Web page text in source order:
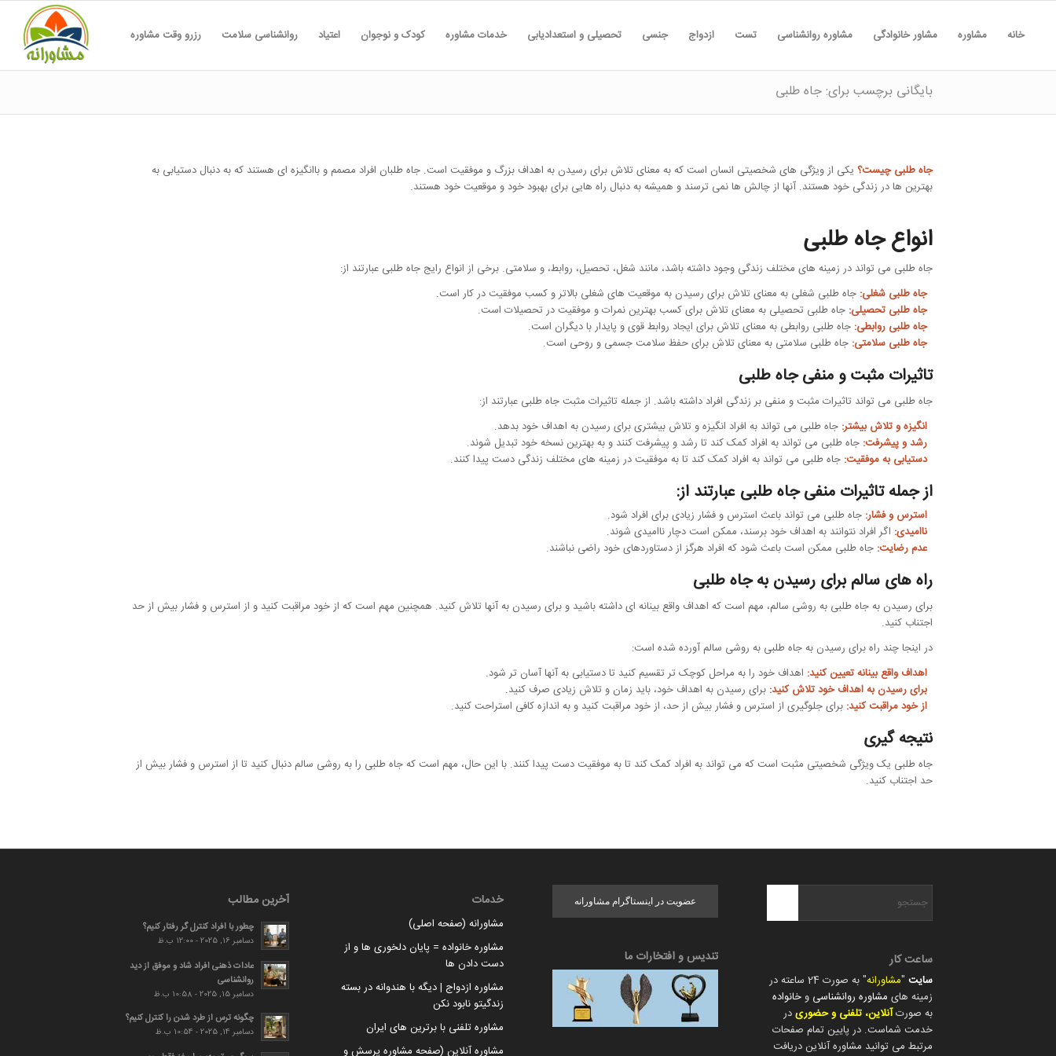
خانه مشاوره مشاور خانوادگی مشاوره روانشناسی تست ازدواج جنسی تحصیلی و استعدادیابی خدمات مشاوره کودک و نوجوان اعتیاد روانشناسی سلامت رزرو وقت مشاوره
بایگانی برچسب برای: جاه طلبی
جاه طلبی چیست؟ یکی از ویژگی های شخصیتی انسان است که به معنای تلاش برای رسیدن به اهداف بزرگ و موفقیت است. جاه طلبان افراد مصمم و باانگیزه ای هستند که به دنبال دستیابی به
بهترین ها در زندگی خود هستند. آنها از چالش ها نمی ترسند و همیشه به دنبال راه هایی برای بهبود خود و موقعیت خود هستند.
انواع جاه طلبی
جاه طلبی می تواند در زمینه های مختلف زندگی وجود داشته باشد، مانند شغل، تحصیل، روابط، و سلامتی. برخی از انواع رایج جاه طلبی عبارتند از:
جاه طلبی شغلی: جاه طلبی شغلی به معنای تلاش برای رسیدن به موقعیت های شغلی بالاتر و کسب موفقیت در کار است.
جاه طلبی تحصیلی: جاه طلبی تحصیلی به معنای تلاش برای کسب بهترین نمرات و موفقیت در تحصیلات است.
جاه طلبی روابطی: جاه طلبی روابطی به معنای تلاش برای ایجاد روابط قوی و پایدار با دیگران است.
جاه طلبی سلامتی: جاه طلبی سلامتی به معنای تلاش برای حفظ سلامت جسمی و روحی است.
تاثیرات مثبت و منفی جاه طلبی
جاه طلبی می تواند تاثیرات مثبت و منفی بر زندگی افراد داشته باشد. از جمله تاثیرات مثبت جاه طلبی عبارتند از:
انگیزه و تلاش بیشتر: جاه طلبی می تواند به افراد انگیزه و تلاش بیشتری برای رسیدن به اهداف خود بدهد.
رشد و پیشرفت: جاه طلبی می تواند به افراد کمک کند تا رشد و پیشرفت کنند و به بهترین نسخه خود تبدیل شوند.
دستیابی به موفقیت: جاه طلبی می تواند به افراد کمک کند تا به موفقیت در زمینه های مختلف زندگی دست پیدا کنند.
از جمله تاثیرات منفی جاه طلبی عبارتند از:
استرس و فشار: جاه طلبی می تواند باعث استرس و فشار زیادی برای افراد شود.
ناامیدی: اگر افراد نتوانند به اهداف خود برسند، ممکن است دچار ناامیدی شوند.
عدم رضایت: جاه طلبی ممکن است باعث شود که افراد هرگز از دستاوردهای خود راضی نباشند.
راه های سالم برای رسیدن به جاه طلبی
برای رسیدن به جاه طلبی به روشی سالم، مهم است که اهداف واقع بینانه ای داشته باشید و برای رسیدن به آنها تلاش کنید. همچنین مهم است که از خود مراقبت کنید و از استرس و فشار بیش از حد
اجتناب کنید.
در اینجا چند راه برای رسیدن به جاه طلبی به روشی سالم آورده شده است:
اهداف واقع بینانه تعیین کنید: اهداف خود را به مراحل کوچک تر تقسیم کنید تا دستیابی به آنها آسان تر شود.
برای رسیدن به اهداف خود تلاش کنید: برای رسیدن به اهداف خود، باید زمان و تلاش زیادی صرف کنید.
از خود مراقبت کنید: برای جلوگیری از استرس و فشار بیش از حد، از خود مراقبت کنید و به اندازه کافی استراحت کنید.
نتیجه گیری
جاه طلبی یک ویژگی شخصیتی مثبت است که می تواند به افراد کمک کند تا به موفقیت دست پیدا کنند. با این حال، مهم است که جاه طلبی را به روشی سالم دنبال کنید تا از استرس و فشار بیش از
حد اجتناب کنید.
ساعت کار
سایت "مشاورانه
" به صورت 24 ساعته در
زمینه های مشاوره روانشناسی و خانواده
به صورتآنلاین، تلفنی و حضوریدر
خدمت شماست. در پایین تمام صفحات
مرتبط می توانید مشاوره آنلاین دریافت
عضویت در اینستاگرام مشاورانه
تندیس و افتخارات ما
خدمات
مشاورانه (صفحه اصلی)
مشاوره خانواده = پایان دلخوری ها و از
دست دادن ها
مشاوره ازدواج | دیگه با هندوانه در بسته
زندگیتو نابود نکن
مشاوره تلفنی با برترین های ایران
مشاوره آنلاین (صفحه مشاوره پرسش و
آخرین مطالب
چطور با افراد کنترل گر رفتار کنیم؟
دسامبر 16, 2025 - 12:00 ب.ظ
عادات ذهنی افراد شاد و موفق از دید
روانشناسی
دسامبر 15, 2025 - 10:58 ب.ظ
چگونه ترس از طرد شدن را کنترل کنیم؟
دسامبر 14, 2025 - 10:54 ب.ظ